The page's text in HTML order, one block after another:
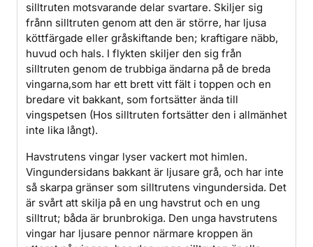
silltruten motsvarande delar svartare. Skiljer sig
frånn silltruten genom att den är större, har ljusa
köttfärgade eller gråskiftande ben; kraftigare näbb,
huvud och hals. I flykten skiljer den sig från
silltruten genom de trubbiga ändarna på de breda
vingarna,som har ett brett vitt fält i toppen och en
bredare vit bakkant, som fortsätter ända till
vingspetsen (Hos silltruten fortsätter den i allmänhet
inte lika långt).
Havstrutens vingar lyser vackert mot himlen.
Vingundersidans bakkant är ljusare grå, och har inte
så skarpa gränser som silltrutens vingundersida. Det
är svårt att skilja på en ung havstrut och en ung
silltrut; båda är brunbrokiga. Den unga havstrutens
vingar har ljusare pennor närmare kroppen än